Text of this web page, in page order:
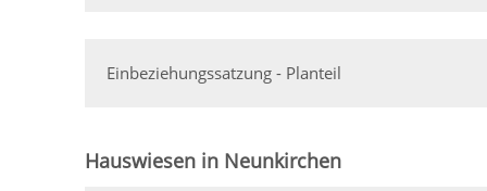
Einbeziehungssatzung - Planteil
Hauswiesen in Neunkirchen